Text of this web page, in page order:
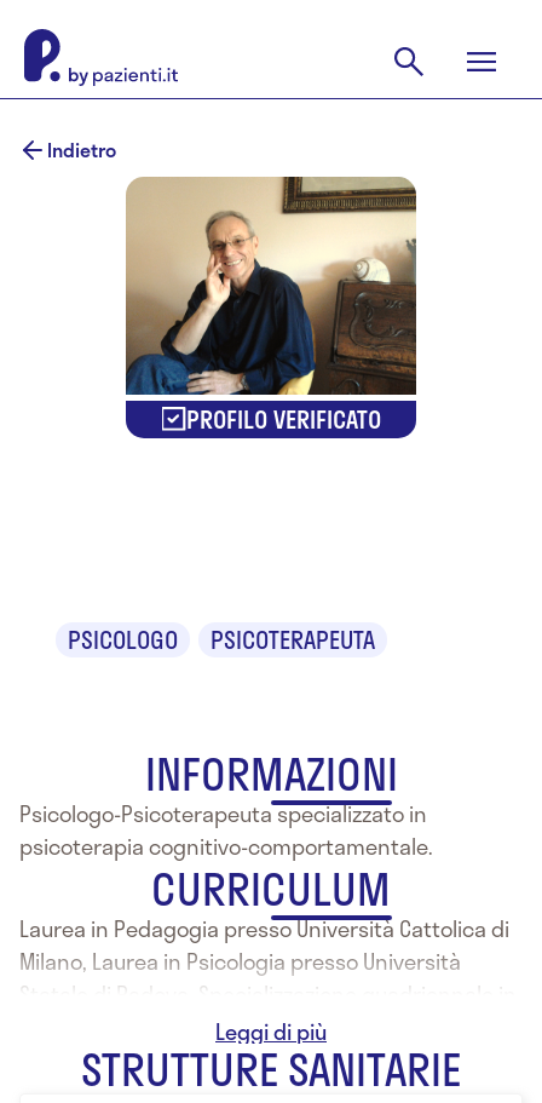
Indietro
PROFILO VERIFICATO
PSICOLOGO PSICOTERAPEUTA
INFORMAZIONI
Psicologo-Psicoterapeuta specializzato in
psicoterapia cognitivo-comportamentale.
CURRICULUM
Laurea in Pedagogia presso Università Cattolica di
Milano, Laurea in Psicologia presso Università
Statale di Padova, Specializzazione quadriennale in
Psicoterapia Cognitivo Comportamentale
STRUTTURE SANITARIE